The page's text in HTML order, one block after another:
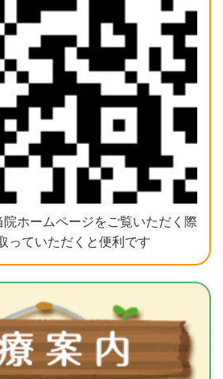
ホームページをご覧いただく際
っていただくと便利です